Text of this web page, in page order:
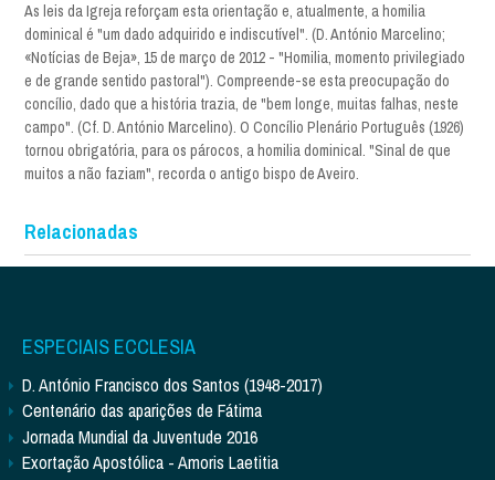
As leis da Igreja reforçam esta orientação e, atualmente, a homilia
dominical é "um dado adquirido e indiscutível". (D. António Marcelino;
«Notícias de Beja», 15 de março de 2012 - "Homilia, momento privilegiado
e de grande sentido pastoral"). Compreende-se esta preocupação do
concílio, dado que a história trazia, de "bem longe, muitas falhas, neste
campo". (Cf. D. António Marcelino). O Concílio Plenário Português (1926)
tornou obrigatória, para os párocos, a homilia dominical. "Sinal de que
muitos a não faziam", recorda o antigo bispo de Aveiro.
Relacionadas
ESPECIAIS ECCLESIA
D. António Francisco dos Santos (1948-2017)
Centenário das aparições de Fátima
Jornada Mundial da Juventude 2016
Exortação Apostólica - Amoris Laetitia